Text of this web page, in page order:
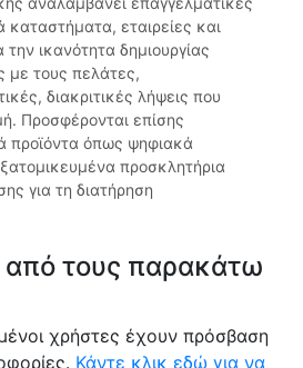
καταστήματα, εταιρείες και
την ικανότητα δημιουργίας
με τους πελάτες,
διακριτικές λήψεις που
Προσφέρονται επίσης
προϊόντα όπως ψηφιακά
προσκλητήρια
για τη διατήρηση
από τους παρακάτω
χρήστες έχουν πρόσβαση
Κάντε κλικ εδώ για να